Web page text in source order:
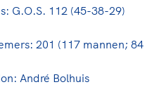
rondom gewenst en
G.O.S. 112 (45-38-29)
201 (117 mannen; 84
André Bolhuis